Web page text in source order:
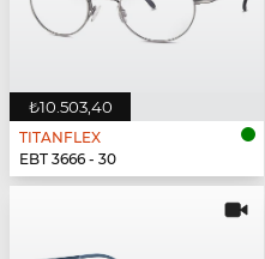
₺10.503,40
TITANFLEX
EBT 3666 - 30